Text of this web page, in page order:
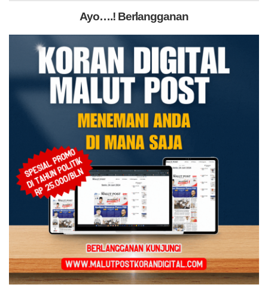
Ayo….! Berlangganan